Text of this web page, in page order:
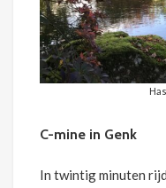
C-mine in Genk
In twintig minuten